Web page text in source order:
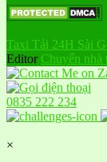
Taxi Tải 24H Sài
Editor Chuyển nhà
0835 222 234
×